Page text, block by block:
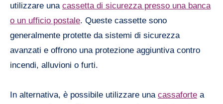
utilizzare una cassetta di sicurezza presso una banca
o un ufficio postale. Queste cassette sono
generalmente protette da sistemi di sicurezza
avanzati e offrono una protezione aggiuntiva contro
incendi, alluvioni o furti.
In alternativa, è possibile utilizzare una cassaforte a